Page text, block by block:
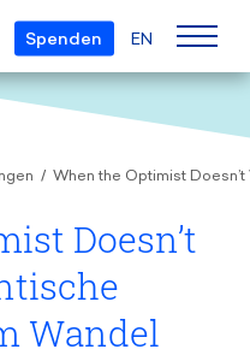
Spenden EN
When the Optimist
Doesn’t
Wandel